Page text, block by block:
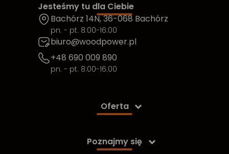
Jesteśmy tu dla Ciebie
Bachórz 14N, 36-068 Bachórz
pn. - pt. 8:00-16:00
biuro@woodpower.pl
+48 690 009 890
pn. - pt. 8:00-16:00
Oferta 
Poznajmy się 